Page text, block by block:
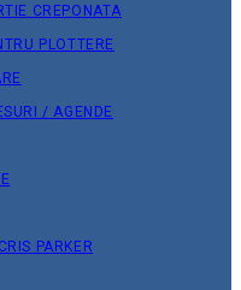
CREPONATA
PLOTTERE
/ AGENDE
PARKER